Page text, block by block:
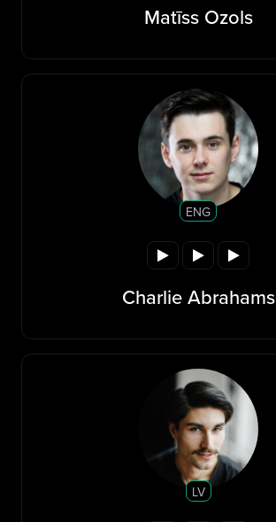
Matīss Ozols
ENG
Charlie Abrahams
LV